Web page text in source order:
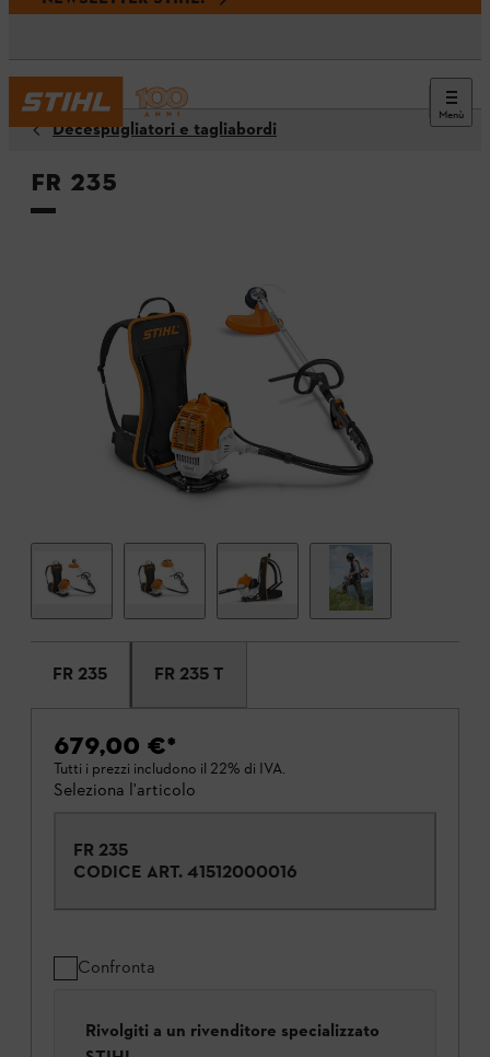
Menù
Decespugliatori e tagliabordi
FR 235
FR 235 FR 235 T
679,00 €*
Tutti i prezzi includono il 22% di IVA.
Seleziona l'articolo
FR 235
CODICE ART. 41512000016
Confronta
Rivolgiti a un rivenditore specializzato